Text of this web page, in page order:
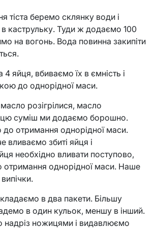
тіста беремо склянку води і
каструльку. Туди ж додаємо 100
на вогонь. Вода повинна закипіти
4 яйця, вбиваємо їх в ємність і
до однорідної маси.
розігрілися, масло
цю суміш ми додаємо борошно.
до отримання однорідної маси.
вливаємо збиті яйця і
необхідно вливати поступово,
однорідної маси. Наше
в два пакети. Більшу
в один кульок, меншу в інший.
надріз ножицями і видавлюємо